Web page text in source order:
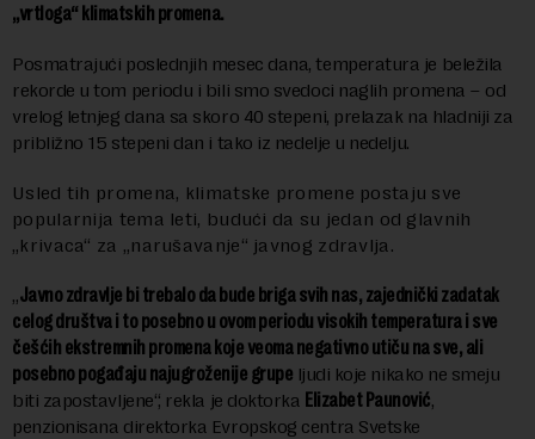
„vrtloga“ klimatskih promena.
Posmatrajući poslednjih mesec dana, temperatura je beležila
rekorde u tom periodu i bili smo svedoci naglih promena – od
vrelog letnjeg dana sa skoro 40 stepeni, prelazak na hladniji za
približno 15 stepeni dan i tako iz nedelje u nedelju.
Usled tih promena, klimatske promene postaju sve
popularnija tema leti, budući da su jedan od glavnih
„krivaca“ za „narušavanje“ javnog zdravlja.
„Javno zdravlje bi trebalo da bude briga svih nas, zajednički zadatak
celog društva i to posebno u ovom periodu visokih temperatura i sve
češćih ekstremnih promena koje veoma negativno utiču na sve, ali
posebno pogađaju najugroženije grupe ljudi koje nikako ne smeju
biti zapostavljene“, rekla je doktorka Elizabet Paunović,
penzionisana direktorka Evropskog centra Svetske